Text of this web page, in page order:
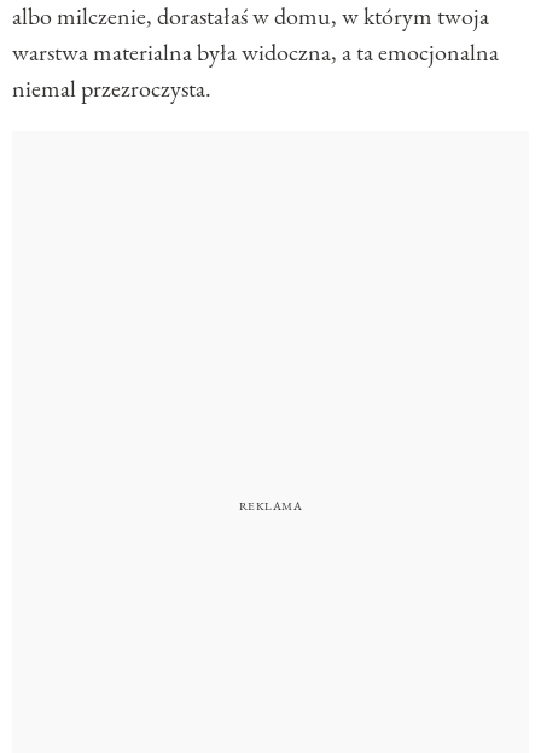
albo milczenie, dorastałaś w domu, w którym twoja
warstwa materialna była widoczna, a ta emocjonalna
niemal przezroczysta.